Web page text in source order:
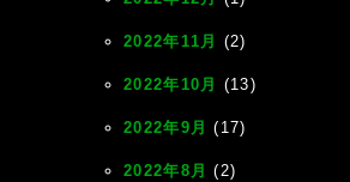
2022年11月 (2)
2022年10月 (13)
2022年9月 (17)
2022年8月 (2)